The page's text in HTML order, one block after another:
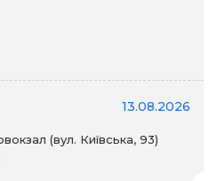
13.08.2026
(вул. Київська, 93)